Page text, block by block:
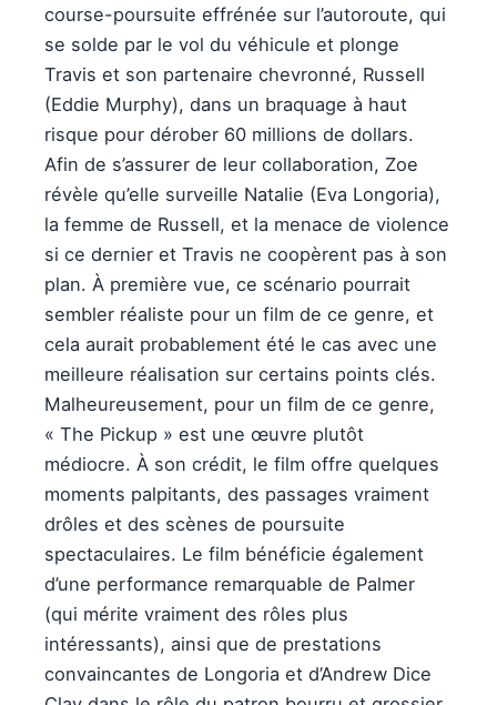
course-poursuite effrénée sur l’autoroute, qui
se solde par le vol du véhicule et plonge
Travis et son partenaire chevronné, Russell
(Eddie Murphy), dans un braquage à haut
risque pour dérober 60 millions de dollars.
Afin de s’assurer de leur collaboration, Zoe
révèle qu’elle surveille Natalie (Eva Longoria),
la femme de Russell, et la menace de violence
si ce dernier et Travis ne coopèrent pas à son
plan. À première vue, ce scénario pourrait
sembler réaliste pour un film de ce genre, et
cela aurait probablement été le cas avec une
meilleure réalisation sur certains points clés.
Malheureusement, pour un film de ce genre,
« The Pickup » est une œuvre plutôt
médiocre. À son crédit, le film offre quelques
moments palpitants, des passages vraiment
drôles et des scènes de poursuite
spectaculaires. Le film bénéficie également
d’une performance remarquable de Palmer
(qui mérite vraiment des rôles plus
intéressants), ainsi que de prestations
convaincantes de Longoria et d’Andrew Dice